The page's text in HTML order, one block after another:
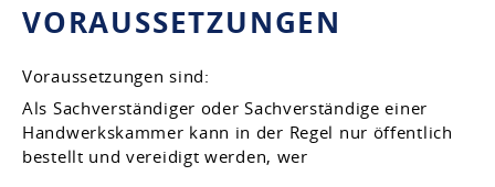
VORAUSSETZUNGEN
Voraussetzungen sind:
Als Sachverständiger oder Sachverständige einer
Handwerkskammer kann in der Regel nur öffentlich
bestellt und vereidigt werden, wer